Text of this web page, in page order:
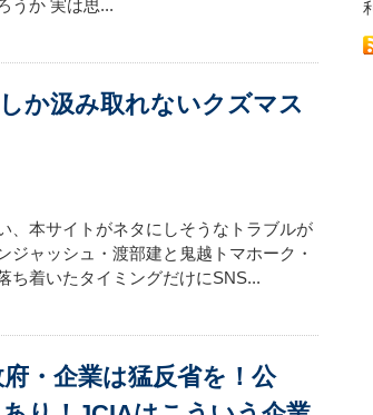
うか 実は思...
か汲み取れないクズマス
、本サイトがネタにしそうなトラブルが
ャッシュ・渡部建と鬼越トマホーク・
ち着いたタイミングだけにSNS...
・企業は猛反省を！公